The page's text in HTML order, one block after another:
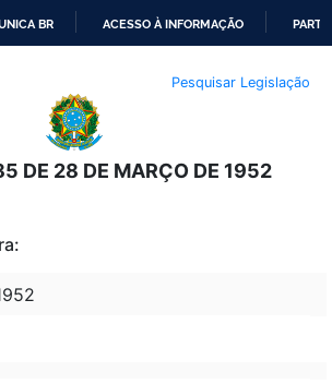
O
CONTEÚDO
BR ACESSO À INFORMAÇÃO
Pesquisar Legislação
DE 28 DE MARÇO DE 1952